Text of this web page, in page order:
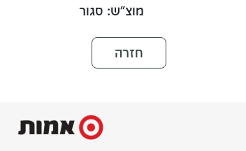
מוצ"ש: סגור
חזרה